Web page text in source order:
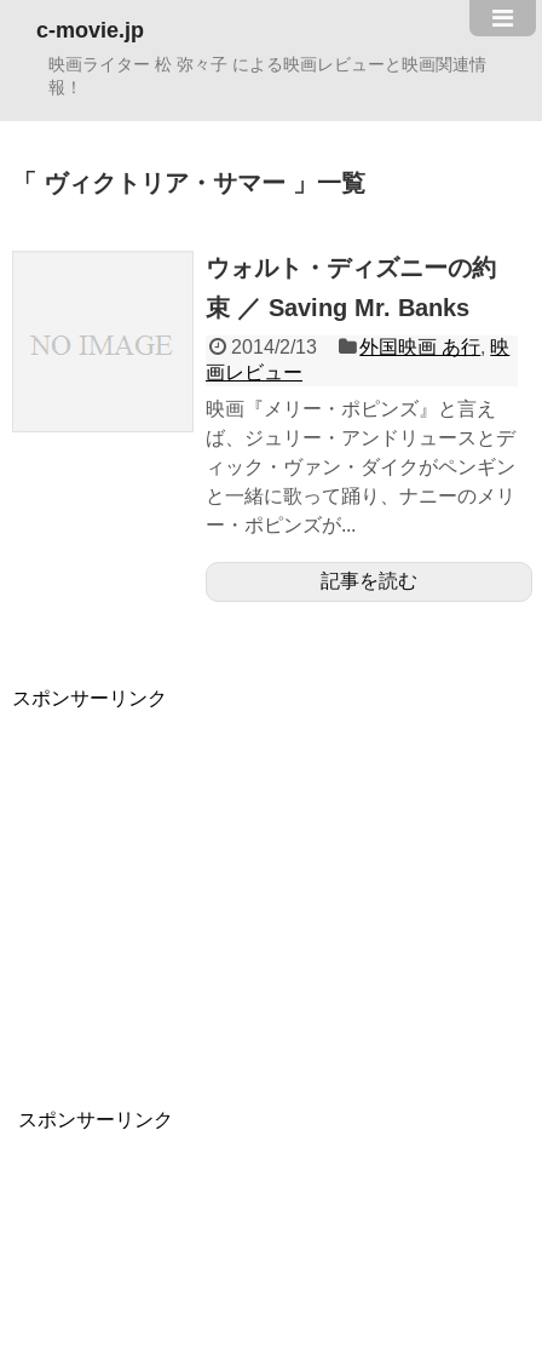
c-movie.jp
映画ライター 松 弥々子 による映画レビューと映画関連情
報！
ヴィクトリア・サマー 一覧
ウォルト・ディズニーの約
束 ／ Saving Mr. Banks
2014/2/13 外国映画 あ行, 映
画レビュー
映画『メリー・ポピンズ』と言え
ば、ジュリー・アンドリュースとデ
ィック・ヴァン・ダイクがペンギン
と一緒に歌って踊り、ナニーのメリ
ー・ポピンズが...
記事を読む
スポンサーリンク
スポンサーリンク